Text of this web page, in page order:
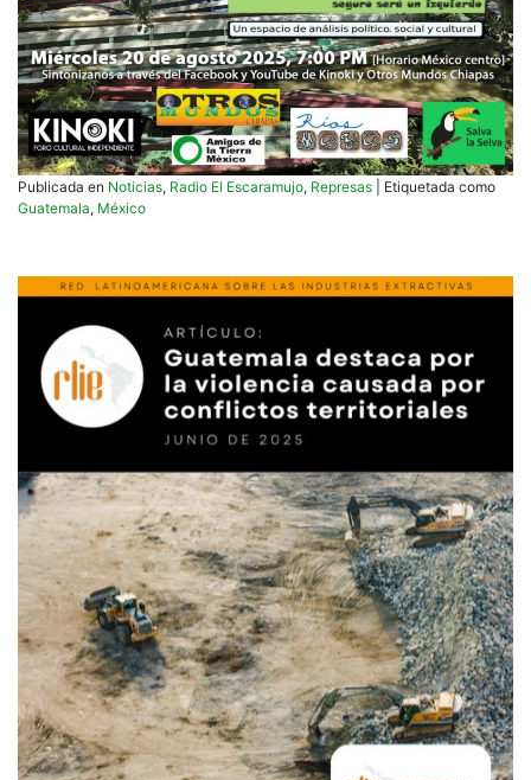
Publicada en Noticias, Radio El Escaramujo, Represas
Etiquetada como
Guatemala, México